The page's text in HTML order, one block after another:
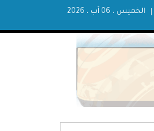
الخميس ، 06 آب ، 2026